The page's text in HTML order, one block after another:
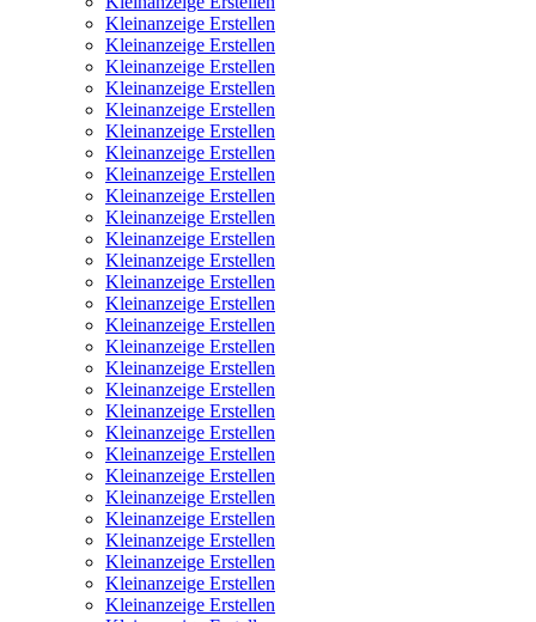
Kleinanzeige Erstellen
Kleinanzeige Erstellen
Kleinanzeige Erstellen
Kleinanzeige Erstellen
Kleinanzeige Erstellen
Kleinanzeige Erstellen
Kleinanzeige Erstellen
Kleinanzeige Erstellen
Kleinanzeige Erstellen
Kleinanzeige Erstellen
Kleinanzeige Erstellen
Kleinanzeige Erstellen
Kleinanzeige Erstellen
Kleinanzeige Erstellen
Kleinanzeige Erstellen
Kleinanzeige Erstellen
Kleinanzeige Erstellen
Kleinanzeige Erstellen
Kleinanzeige Erstellen
Kleinanzeige Erstellen
Kleinanzeige Erstellen
Kleinanzeige Erstellen
Kleinanzeige Erstellen
Kleinanzeige Erstellen
Kleinanzeige Erstellen
Kleinanzeige Erstellen
Kleinanzeige Erstellen
Kleinanzeige Erstellen